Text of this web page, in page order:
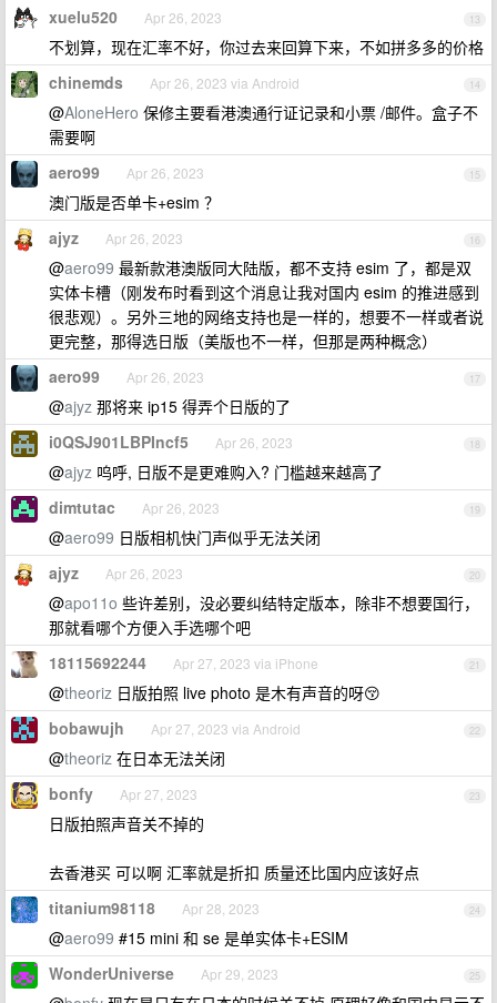
13
xuelu520 Apr 26, 2023
不划算，现在汇率不好，你过去来回算下来，不如拼多多的价格
14
chinemds Apr 26, 2023 via Android
@AloneHero 保修主要看港澳通行证记录和小票 /邮件。盒子不
需要啊
15
aero99 Apr 26, 2023
澳门版是否单卡+esim ？
16
ajyz Apr 26, 2023
@aero99 最新款港澳版同大陆版，都不支持 esim 了，都是双
实体卡槽（刚发布时看到这个消息让我对国内 esim 的推进感到
很悲观）。另外三地的网络支持也是一样的，想要不一样或者说
更完整，那得选日版（美版也不一样，但那是两种概念）
17
aero99 Apr 26, 2023
@ajyz 那将来 ip15 得弄个日版的了
18
i0QSJ901LBPIncf5 Apr 26, 2023
@ajyz 呜呼, 日版不是更难购入? 门槛越来越高了
19
dimtutac Apr 26, 2023
@aero99 日版相机快门声似乎无法关闭
20
ajyz Apr 26, 2023
@apo11o 些许差别，没必要纠结特定版本，除非不想要国行，
那就看哪个方便入手选哪个吧
21
18115692244 Apr 27, 2023 via iPhone
@theoriz 日版拍照 live photo 是木有声音的呀😚
22
bobawujh Apr 27, 2023 via Android
@theoriz 在日本无法关闭
23
bonfy Apr 27, 2023
日版拍照声音关不掉的
去香港买 可以啊 汇率就是折扣 质量还比国内应该好点
24
titanium98118 Apr 28, 2023
@aero99 #15 mini 和 se 是单实体卡+ESIM
25
WonderUniverse Apr 29, 2023